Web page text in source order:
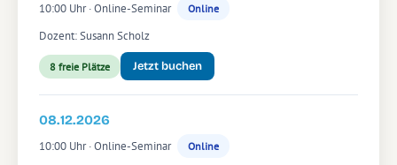
10:00 Uhr · Online-Seminar Online
Dozent: Susann Scholz
8 freie Plätze Jetzt buchen
08.12.2026
10:00 Uhr · Online-Seminar Online